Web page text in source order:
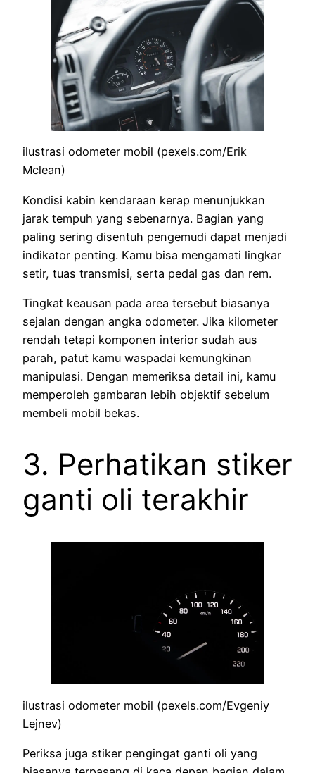
ilustrasi odometer mobil (pexels.com/Erik
Mclean)
Kondisi kabin kendaraan kerap menunjukkan
jarak tempuh yang sebenarnya. Bagian yang
paling sering disentuh pengemudi dapat menjadi
indikator penting. Kamu bisa mengamati lingkar
setir, tuas transmisi, serta pedal gas dan rem.
Tingkat keausan pada area tersebut biasanya
sejalan dengan angka odometer. Jika kilometer
rendah tetapi komponen interior sudah aus
parah, patut kamu waspadai kemungkinan
manipulasi. Dengan memeriksa detail ini, kamu
memperoleh gambaran lebih objektif sebelum
membeli mobil bekas.
3. Perhatikan stiker
ganti oli terakhir
ilustrasi odometer mobil (pexels.com/Evgeniy
Lejnev)
Periksa juga stiker pengingat ganti oli yang